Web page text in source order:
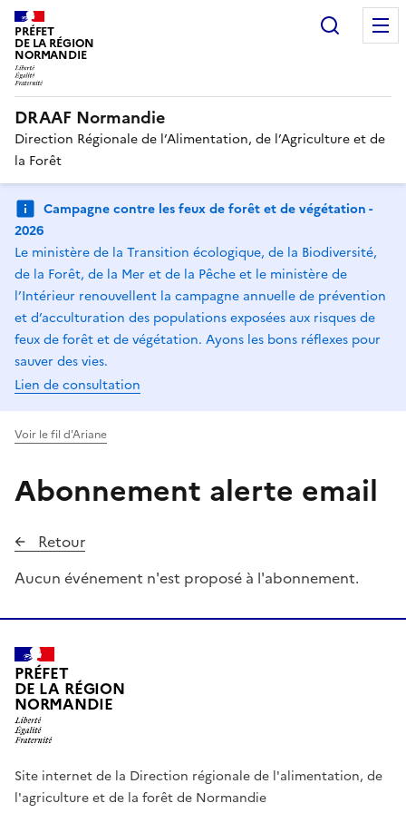
PRÉFET
DE LA RÉGION
NORMANDIE
DRAAF Normandie
Direction Régionale de l’Alimentation, de l’Agriculture et de
la Forêt
Campagne contre les feux de forêt et de végétation -
2026
Le ministère de la Transition écologique, de la Biodiversité,
de la Forêt, de la Mer et de la Pêche et le ministère de
l’Intérieur renouvellent la campagne annuelle de prévention
et d’acculturation des populations exposées aux risques de
feux de forêt et de végétation. Ayons les bons réflexes pour
sauver des vies.
Lien de consultation
Voir le fil d'Ariane
Abonnement alerte email
Retour
Aucun événement n'est proposé à l'abonnement.
PRÉFET
DE LA RÉGION
NORMANDIE
Site internet de la Direction régionale de l'alimentation, de
l'agriculture et de la forêt de Normandie